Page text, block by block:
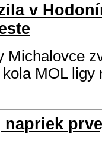
v
Michalovce
MOL ligy